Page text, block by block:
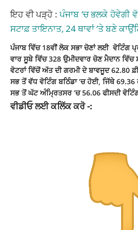
ਇਹ ਵੀ ਪੜ੍ਹੋ :ਪੰਜਾਬ ‘ਚ ਭਲਕੇ ਹੋਵੇਗੀ
ਸਟਾਫ਼ ਤਾਇਨਾਤ, 24 ਥਾਵਾਂ ‘ਤੇ ਬਣੇ
ਪੰਜਾਬ ਵਿੱਚ 18ਵੀਂ ਲੋਕ ਸਭਾ ਚੋਣਾਂ ਲਈ
ਵਾਰ ਸੂਬੇ ਵਿੱਚ 328 ਉਮੀਦਵਾਰ ਚੋਣ ਮੈਦਾਨ
ਵੋਟਰਾਂ ਵਿੱਚੋਂ ਅੱਤ ਦੀ ਗਰਮੀ ਦੇ ਬਾਵਜੂਦ 62.80
ਸਭ ਤੋਂ ਵੱਧ ਵੋਟਿੰਗ ਬਠਿੰਡਾ ‘ਚ ਹੋਈ, ਜਿੱਥੇ
ਸਭ ਤੋਂ ਘੱਟ ਅੰਮ੍ਰਿਤਸਰ ‘ਚ 56.06 ਫੀਸਦੀ
ਵੀਡੀਓ ਲਈ ਕਲਿੱਕ ਕਰੋ -: